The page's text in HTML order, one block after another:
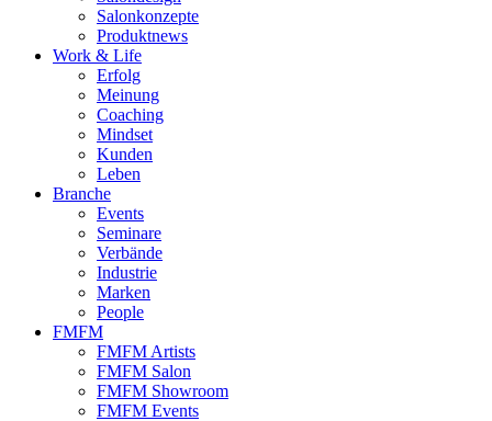
Salonkonzepte
Produktnews
Work & Life
Erfolg
Meinung
Coaching
Mindset
Kunden
Leben
Branche
Events
Seminare
Verbände
Industrie
Marken
People
FMFM
FMFM Artists
FMFM Salon
FMFM Showroom
FMFM Events